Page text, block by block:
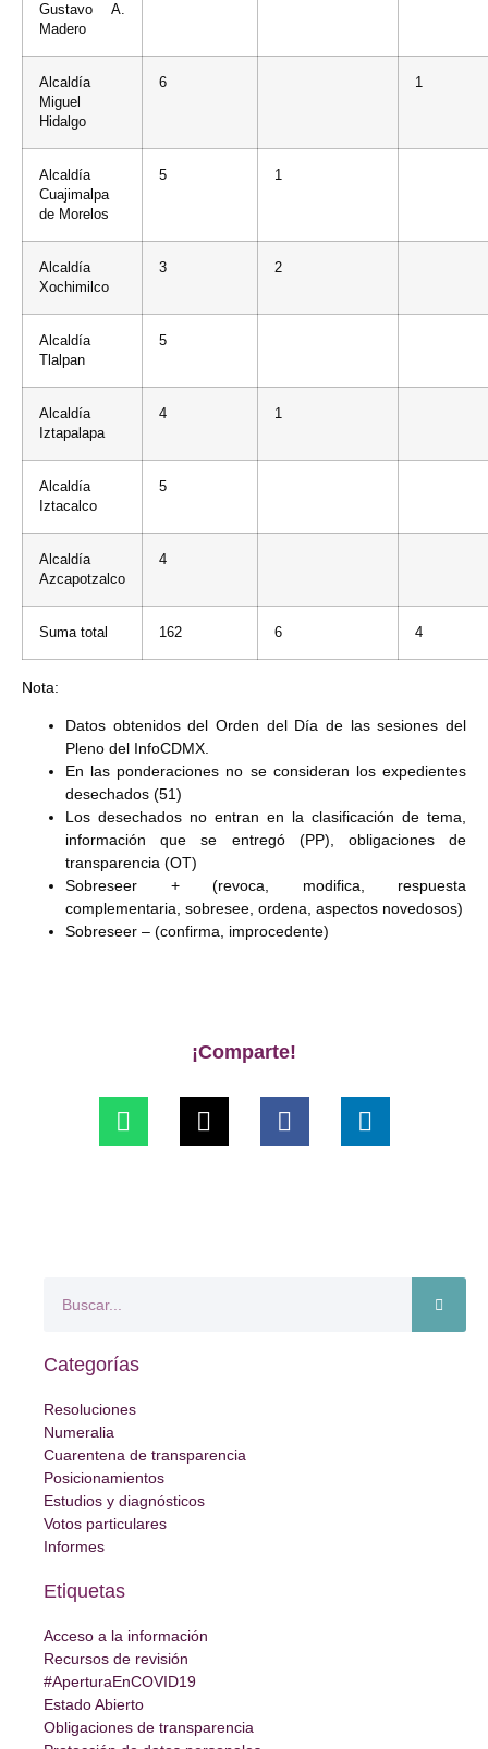
Gustavo A.
Madero
Alcaldía
Miguel
Hidalgo
6 1
Alcaldía
Cuajimalpa
de Morelos
5 1
Alcaldía
Xochimilco
3 2
Alcaldía
Tlalpan
5
Alcaldía
Iztapalapa
4 1
Alcaldía
Iztacalco
5
Alcaldía
Azcapotzalco
4
Suma total 162 6 4
Nota:
Datos obtenidos del Orden del Día de las sesiones del
Pleno del InfoCDMX.
En las ponderaciones no se consideran los expedientes
desechados (51)
Los desechados no entran en la clasificación de tema,
información que se entregó (PP), obligaciones de
transparencia (OT)
Sobreseer + (revoca, modifica, respuesta
complementaria, sobresee, ordena, aspectos novedosos)
Sobreseer – (confirma, improcedente)
¡Comparte!
Categorías
Resoluciones
Numeralia
Cuarentena de transparencia
Posicionamientos
Estudios y diagnósticos
Votos particulares
Informes
Etiquetas
Acceso a la información
Recursos de revisión
#AperturaEnCOVID19
Estado Abierto
Obligaciones de transparencia